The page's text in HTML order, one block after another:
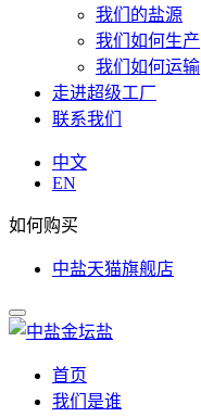
我们的盐源
我们如何生产
我们如何运输
走进超级工厂
联系我们
中文
EN
如何购买
中盐天猫旗舰店
首页
我们是谁